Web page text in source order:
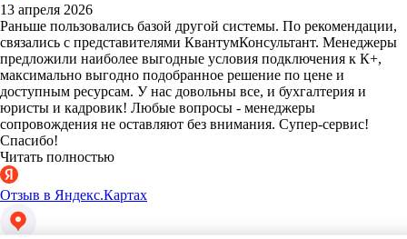
13 апреля 2026
Раньше пользовались базой другой системы. По рекомендации,
связались с представителями КвантумКонсультант. Менеджеры
предложили наиболее выгодные условия подключения к К+,
максимально выгодно подобранное решение по цене и
доступным ресурсам. У нас довольны все, и бухгалтерия и
юристы и кадровик! Любые вопросы - менеджеры
сопровождения не оставляют без внимания. Супер-сервис!
Спасибо!
Читать полностью
Отзыв в Яндекс.Картах